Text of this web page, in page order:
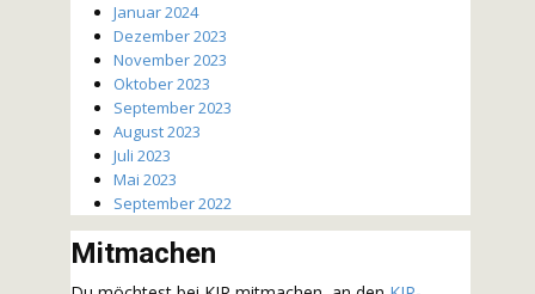
Januar 2024
Dezember 2023
November 2023
Oktober 2023
September 2023
August 2023
Juli 2023
Mai 2023
September 2022
Mitmachen